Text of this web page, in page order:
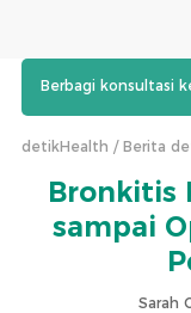
Berbagi konsultasi
detikHealth Berita
Bronkitis
sampai
Sarah